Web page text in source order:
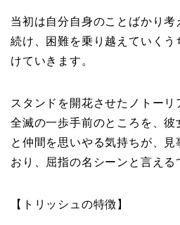
当初は自分自身のことばかり考
続け、困難を乗り越えていく
けていきます。
スタンドを開花させたノトー
全滅の一歩手前のところを、
と仲間を思いやる気持ちが、
おり、屈指の名シーンと言える
【トリッシュの特徴】